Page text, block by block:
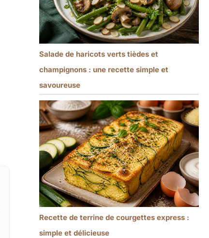
Salade de haricots verts tièdes et
champignons : une recette simple et
savoureuse
Recette de terrine de courgettes express :
simple et délicieuse